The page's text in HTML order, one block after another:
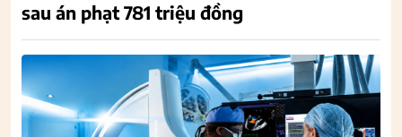
sau án phạt 781 triệu đồng